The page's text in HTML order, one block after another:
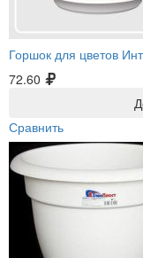
Горшок для цветов
72.60
Сравнить